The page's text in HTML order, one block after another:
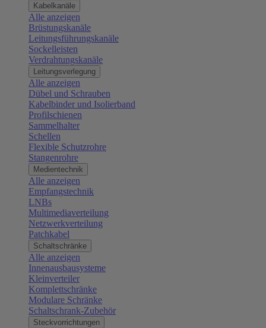
Kabelkanäle
Alle anzeigen
Brüstungskanäle
Leitungsführungskanäle
Sockelleisten
Verdrahtungskanäle
Leitungsverlegung
Alle anzeigen
Dübel und Schrauben
Kabelbinder und Isolierband
Profilschienen
Sammelhalter
Schellen
Flexible Schutzrohre
Stangenrohre
Medientechnik
Alle anzeigen
Empfangstechnik
LNBs
Multimediaverteilung
Netzwerkverteilung
Patchkabel
Schaltschränke
Alle anzeigen
Innenausbausysteme
Kleinverteiler
Komplettschränke
Modulare Schränke
Schaltschrank-Zubehör
Steckvorrichtungen